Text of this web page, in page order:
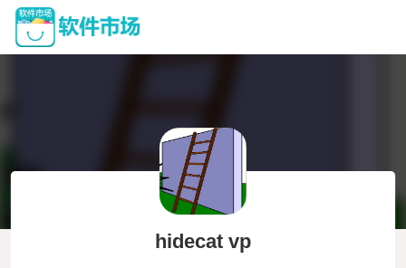
hidecat vp